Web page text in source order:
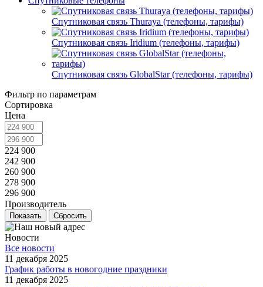
Спутниковая связь Thuraya (телефоны, тарифы)
Спутниковая связь Iridium (телефоны, тарифы)
Спутниковая связь GlobalStar (телефоны, тарифы)
Фильтр по параметрам
Сортировка
Цена
224 900
242 900
260 900
278 900
296 900
Производитель
Сбросить
Новости
Все новости
11 декабря 2025
График работы в новогодние праздники
11 декабря 2025